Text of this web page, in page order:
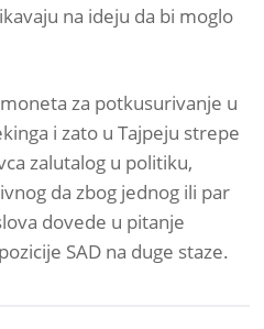
na ideju da bi moglo
za potkusurivanje u
i zato u Tajpeju strepe
zalutalog u politiku,
da zbog jednog ili par
dovede u pitanje
SAD na duge staze.